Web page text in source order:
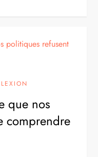
que nos
comprendre